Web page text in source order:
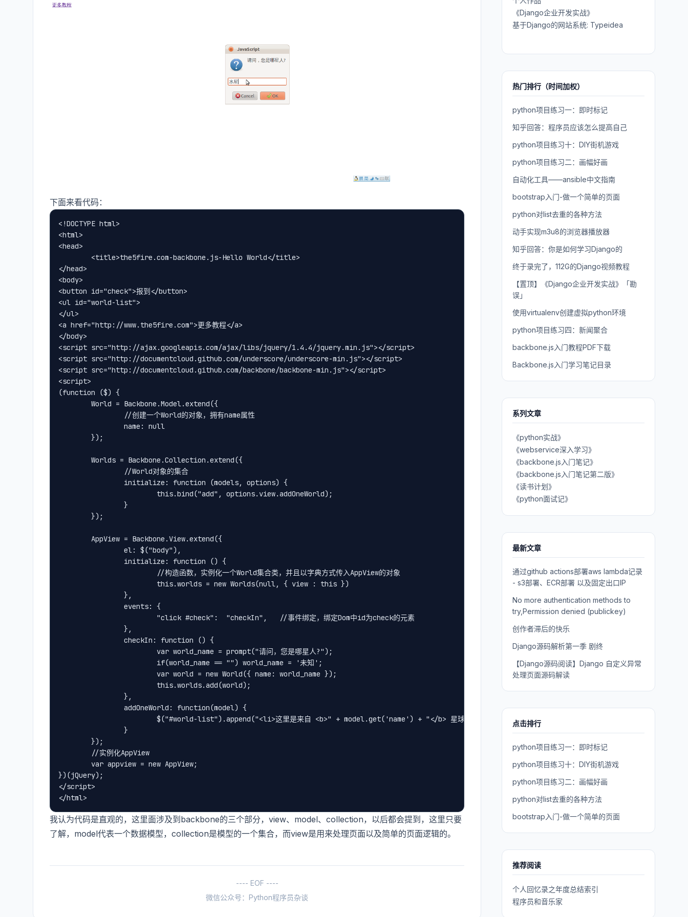
下面来看代码：
<!DOCTYPE html>
<html>
<head>
        <title>the5fire.com-backbone.js-Hello World</title>
</head>
<body>
<button id="check">报到</button>
<ul id="world-list">
</ul>
<a href="http://www.the5fire.com">更多教程</a>
</body>
<script src="http://ajax.googleapis.com/ajax/libs/jquery/1.4.4/jquery.min.js"></script>
<script src="http://documentcloud.github.com/underscore/underscore-min.js"></script>
<script src="http://documentcloud.github.com/backbone/backbone-min.js"></script>
<script>
(function ($) {
        World = Backbone.Model.extend({
                //创建一个World的对象，拥有name属性
                name: null
        });
        Worlds = Backbone.Collection.extend({
                //World对象的集合
                initialize: function (models, options) {
                        this.bind("add", options.view.addOneWorld);
                }
        });
        AppView = Backbone.View.extend({
                el: $("body"),
                initialize: function () {
                        //构造函数，实例化一个World集合类，并且以字典方式传入AppView的对象
                        this.worlds = new Worlds(null, { view : this })
                },
                events: {
                        "click #check":  "checkIn",   //事件绑定，绑定Dom中id为check的元素
                },
                checkIn: function () {
                        var world_name = prompt("请问，您是哪星人?");
                        if(world_name == "") world_name = '未知';
                        var world = new World({ name: world_name });
                        this.worlds.add(world);
                },
                addOneWorld: function(model) {
                        $("#world-list").append("<li>这里是来自 <b>" + model.get('name') + "</b> 星球的问候：hello world！</li>");
                }
        });
        //实例化AppView
        var appview = new AppView;
})(jQuery);
</script>
我认为代码是直观的，这里面涉及到backbone的三个部分，view、model、collection，以后都会提到，这里只要
了解，model代表一个数据模型，collection是模型的一个集合，而view是用来处理页面以及简单的页面逻辑的。
---- EOF ----
微信公众号：Python程序员杂谈
《Django企业开发实战》
基于Django的网站系统: Typeidea
热门排行（时间加权）
python项目练习一：即时标记
知乎回答：程序员应该怎么提高自己
python项目练习十：DIY街机游戏
python项目练习二：画幅好画
自动化工具——ansible中文指南
bootstrap入门-做一个简单的页面
python对list去重的各种方法
动手实现m3u8的浏览器播放器
知乎回答：你是如何学习Django的
终于录完了，112G的Django视频教程
【置顶】《Django企业开发实战》「勘
误」
使用virtualenv创建虚拟python环境
python项目练习四：新闻聚合
backbone.js入门教程PDF下载
Backbone.js入门学习笔记目录
系列文章
《python实战》
《webservice深入学习》
《backbone.js入门笔记》
《backbone.js入门笔记第二版》
《读书计划》
《python面试记》
最新文章
通过github actions部署aws lambda记录
- s3部署、ECR部署 以及固定出口IP
No more authentication methods to
try,Permission denied (publickey)
创作者滞后的快乐
Django源码解析第一季 剧终
【Django源码阅读】Django 自定义异常
处理页面源码解读
点击排行
python项目练习一：即时标记
python项目练习十：DIY街机游戏
python项目练习二：画幅好画
python对list去重的各种方法
bootstrap入门-做一个简单的页面
推荐阅读
个人回忆录之年度总结索引
程序员和音乐家